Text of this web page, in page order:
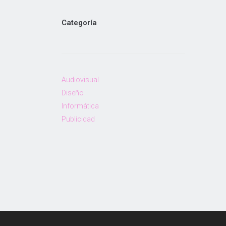
Categoría
Audiovisual
Diseño
Informática
Publicidad